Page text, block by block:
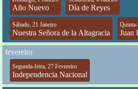
Año Nuevo Día de Reyes
Sábado, 21 Janeiro
Nuestra Señora de la Altagracia Juan
fevereiro
Segunda-feira, 27 Fevereiro
Independencia Nacional